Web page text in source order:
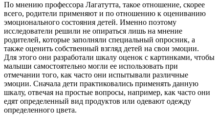
По мнению профессора Лагатутта, такое отношение, скорее
всего, родители применяют и по отношению к оцениванию
эмоционального состояния детей. Именно поэтому
исследователи решили не опираться лишь на мнение
родителей, которые заполняли специальный опросник, а
также оценить собственный взгляд детей на свои эмоции.
Для этого они разработали шкалу оценок с картинками, чтобы
малыши самостоятельно могли ее использовать при
отмечании того, как часто они испытывали различные
эмоции. Сначала дети практиковались применять данную
шкалу, отвечая на простые вопросы, например, как часто они
едят определенный вид продуктов или одевают одежду
определенного цвета.